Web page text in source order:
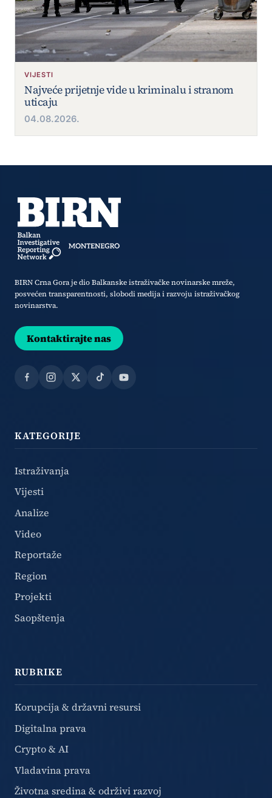
VIJESTI
Najveće prijetnje vide u kriminalu i stranom
uticaju
04.08.2026.
BIRN Crna Gora je dio Balkanske istraživačke novinarske mreže,
posvećen transparentnosti, slobodi medija i razvoju istraživačkog
novinarstva.
Kontaktirajte nas
Facebook
Instagram
X TikTokYouTube
KATEGORIJE
Istraživanja
Vijesti
Analize
Video
Reportaže
Region
Projekti
Saopštenja
RUBRIKE
Korupcija & državni resursi
Digitalna prava
Crypto & AI
Vladavina prava
Životna sredina & održivi razvoj